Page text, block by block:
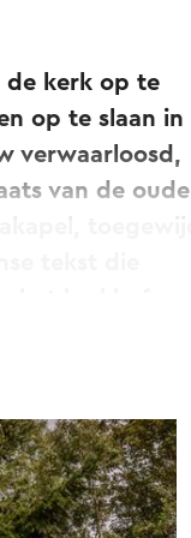
de kerk op te
op te slaan in
verwaarloosd,
van de oude
het kerkhof,
rondom de
gesteenten uit
de oude